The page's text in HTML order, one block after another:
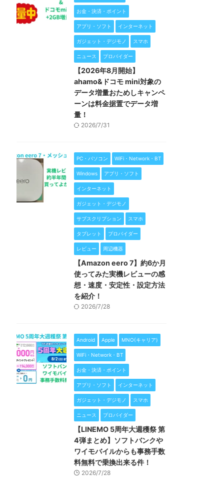
お金・決済・ポイント
アプリ・ソフト インターネット
ガジェット・デジモノ スマホ
ニュース プロバイダー
【2026年8月開始】
ahamo&ドコモ mini対象の
データ増量おためしキャンペ
ーンは料金据置でデータ増
量！
2026/7/31
PC・パソコン WiFi・Network・BT
Windows アプリ・ソフト
インターネット
ガジェット・デジモノ
サブスクリプション スマホ
タブレット プロバイダー
レビュー 周辺機器
【Amazon eero 7】約6か月
使ってみた実機レビューの感
想・速度・安定性・設定方法
を紹介！
2026/7/28
Android Apple MNO(キャリア)
WiFi・Network・BT
お金・決済・ポイント
アプリ・ソフト インターネット
ガジェット・デジモノ スマホ
ニュース プロバイダー
【LINEMO 5周年大週穫祭 第
4弾まとめ】ソフトバンクや
ワイモバイルからも事務手数
料無料で乗換出来る件！
2026/7/28